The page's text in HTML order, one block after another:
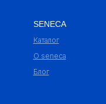
SENECA
Каталог
О seneca
Блог